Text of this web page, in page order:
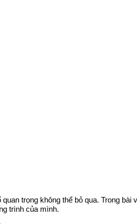
trọng không thể bỏ qua. Trong bài
trình của mình.